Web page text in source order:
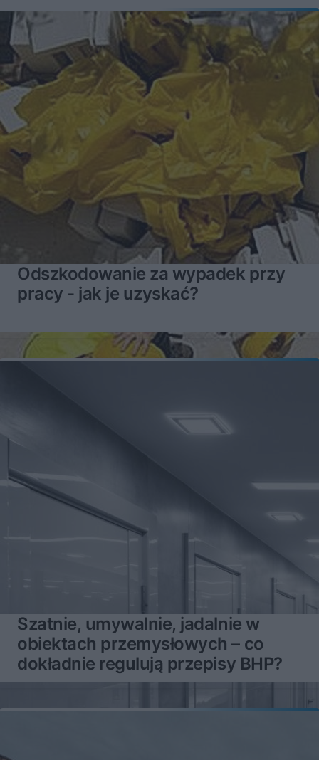
Odszkodowanie za wypadek przy
pracy - jak je uzyskać?
Szatnie, umywalnie, jadalnie w
obiektach przemysłowych – co
dokładnie regulują przepisy BHP?